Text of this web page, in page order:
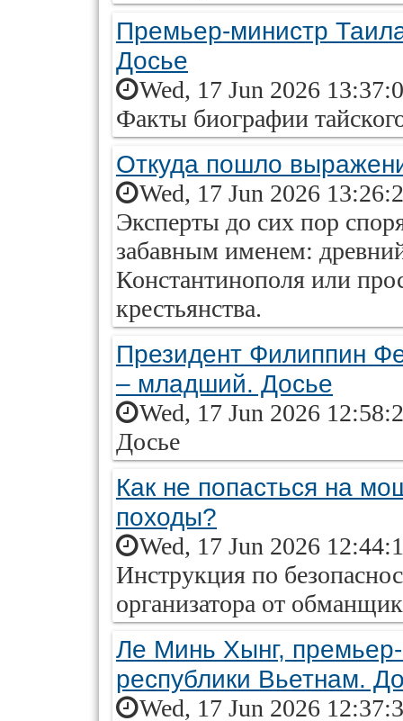
Премьер-министр
Досье
Wed, 17 Jun 2026
Факты биографии
Откуда пошло
Wed, 17 Jun 2026
Эксперты до сих пор
забавным именем:
Константинополя или
крестьянства.
Президент Филиппин
– младший. Досье
Wed, 17 Jun 2026
Досье
Как не попасться на
походы?
Wed, 17 Jun 2026
Инструкция по
организатора от
Ле Минь Хынг,
республики Вьетнам.
Wed, 17 Jun 2026